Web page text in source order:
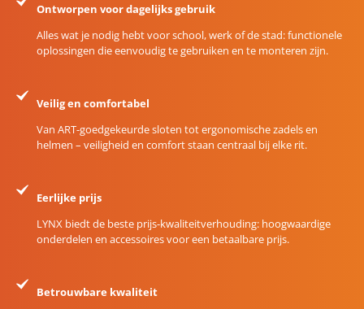
Ontworpen voor dagelijks gebruik
Alles wat je nodig hebt voor school, werk of de stad: functionele
oplossingen die eenvoudig te gebruiken en te monteren zijn.
Veilig en comfortabel
Van ART-goedgekeurde sloten tot ergonomische zadels en
helmen – veiligheid en comfort staan centraal bij elke rit.
Eerlijke prijs
LYNX biedt de beste prijs-kwaliteitverhouding: hoogwaardige
onderdelen en accessoires voor een betaalbare prijs.
Betrouwbare kwaliteit